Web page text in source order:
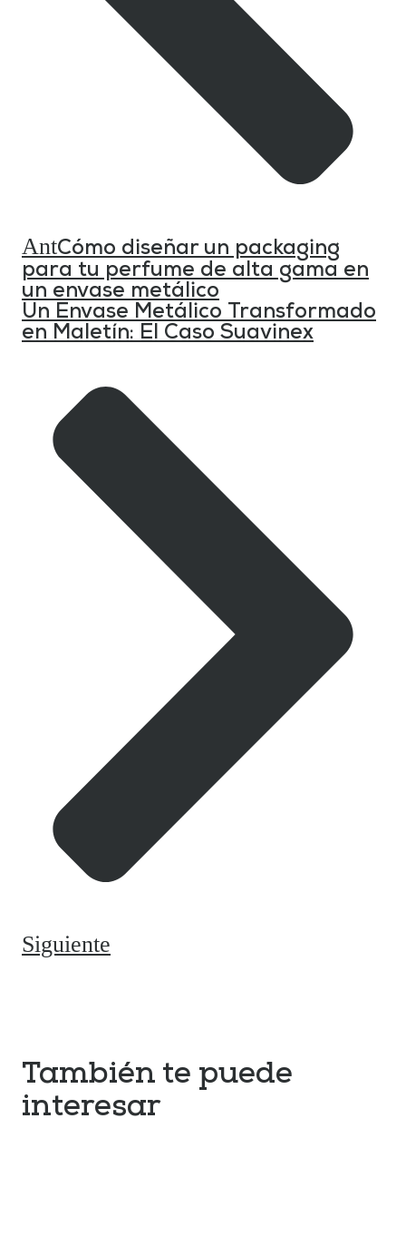
AntCómo diseñar un packaging
para tu perfume de alta gama en
un envase metálico
Un Envase Metálico Transformado
en Maletín: El Caso Suavinex
Siguiente
También te puede
interesar